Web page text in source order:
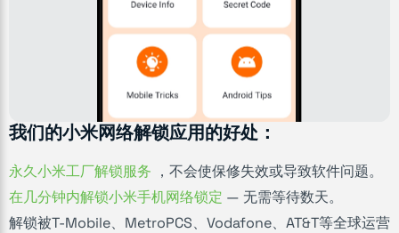
我们的小米网络解锁应用的好处：
永久小米工厂解锁服务 ，不会使保修失效或导致软件问题。
在几分钟内解锁小米手机网络锁定 — 无需等待数天。
解锁被T-Mobile、MetroPCS、Vodafone、AT&T等全球运营